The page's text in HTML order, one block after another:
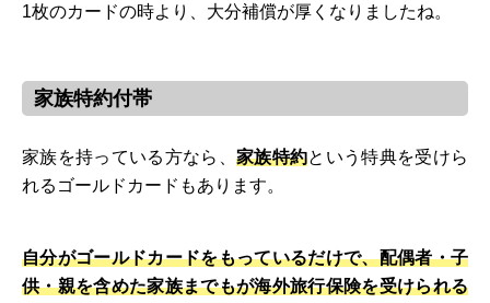
1枚のカードの時より、大分補償が厚くなりましたね。
家族特約付帯
家族を持っている方なら、 家族特約という特典を受けら
れるゴールドカードもあります。
自分がゴールドカードをもっているだけで、配偶者・子
供・親を含めた家族までもが海外旅行保険を受けられる